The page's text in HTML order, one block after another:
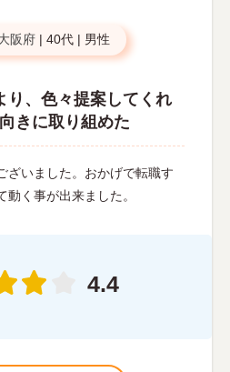
阪府 | 40代 | 男性
り、色々提案してくれ
きに取り組めた
ざいました。おかげで転職す
く事が出来ました。
4.4